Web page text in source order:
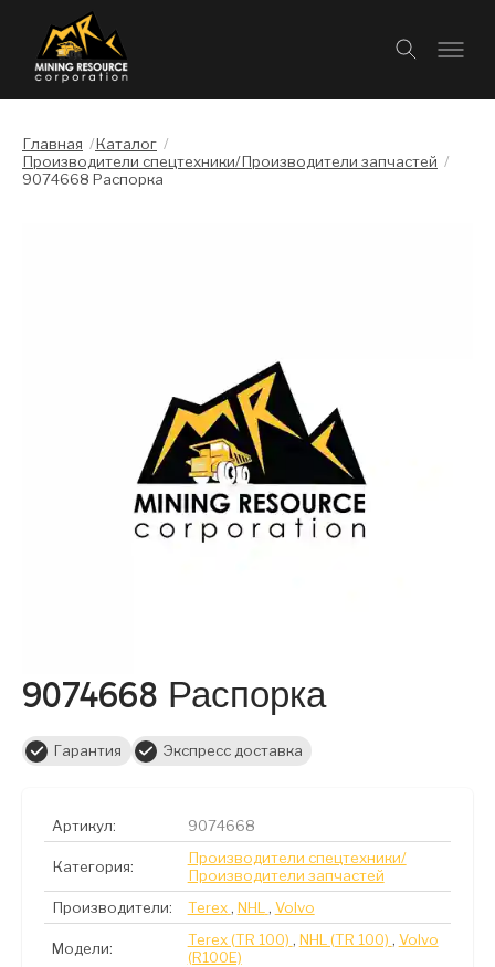
Главная /Каталог /
Производители спецтехники/Производители запчастей /
9074668 Распорка
9074668 Распорка
Гарантия Экспресс доставка
Артикул: 9074668
Категория:
Производители спецтехники/
Производители запчастей
Производители:
Terex , NHL , Volvo
Модели: Terex (TR 100) , NHL (TR 100) , Volvo
(R100E)